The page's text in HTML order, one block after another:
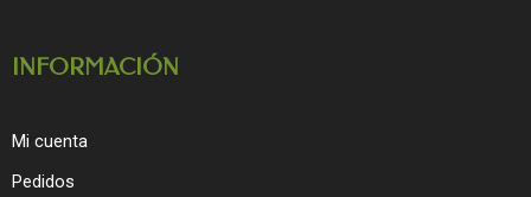
INFORMACIÓN
Mi cuenta
Pedidos